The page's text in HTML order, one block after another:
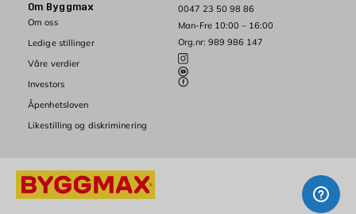
0047 23 50 98 86
Man-Fre 10:00 – 16:00
Org.nr: 989 986 147
Om Byggmax
Om oss
Ledige stillinger
Våre verdier
Investors
Åpenhetsloven
Likestilling og diskriminering